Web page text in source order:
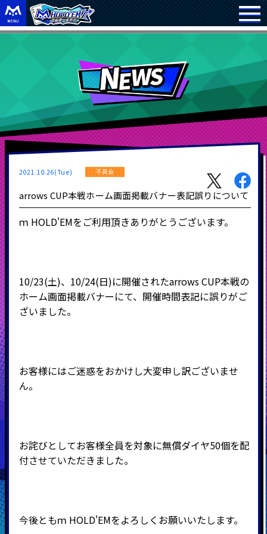
2021.10.26(Tue) 不具合
arrows CUP本戦ホーム画面掲載バナー表記誤りについて
ｍ HOLD'EMをご利用頂きありがとうございます。
10/23(土)、10/24(日)に開催されたarrows CUP本戦の
ホーム画面掲載バナーにて、開催時間表記に誤りがご
ざいました。
お客様にはご迷惑をおかけし大変申し訳ございませ
ん。
お詫びとしてお客様全員を対象に無償ダイヤ50個を配
付させていただきました。
今後ともｍ HOLD'EMをよろしくお願いいたします。